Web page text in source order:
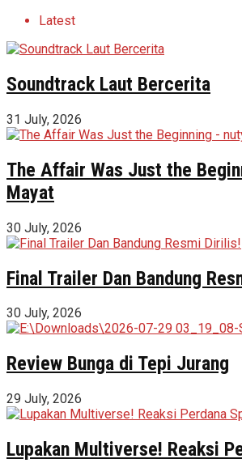
Latest
Soundtrack Laut Bercerita
31 July, 2026
The Affair Was Just the
Mayat
30 July, 2026
Final Trailer Dan Bandung
30 July, 2026
Review Bunga di Tepi Jurang
29 July, 2026
Lupakan Multiverse! Reaksi